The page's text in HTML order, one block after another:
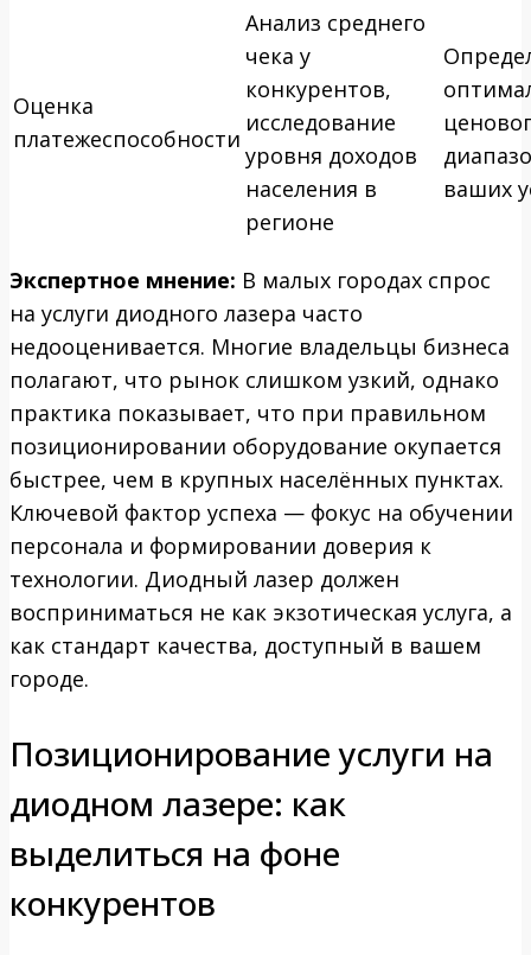
Оценка
платежеспособности
Анализ среднего
чека у
конкурентов,
исследование
уровня доходов
населения в
регионе
ваших
Экспертное мнение: В малых городах спрос
на услуги диодного лазера часто
недооценивается. Многие владельцы бизнеса
полагают, что рынок слишком узкий, однако
практика показывает, что при правильном
позиционировании оборудование окупается
быстрее, чем в крупных населённых пунктах.
Ключевой фактор успеха — фокус на обучении
персонала и формировании доверия к
технологии. Диодный лазер должен
восприниматься не как экзотическая услуга, а
как стандарт качества, доступный в вашем
городе.
Позиционирование услуги на
диодном лазере: как
выделиться на фоне
конкурентов